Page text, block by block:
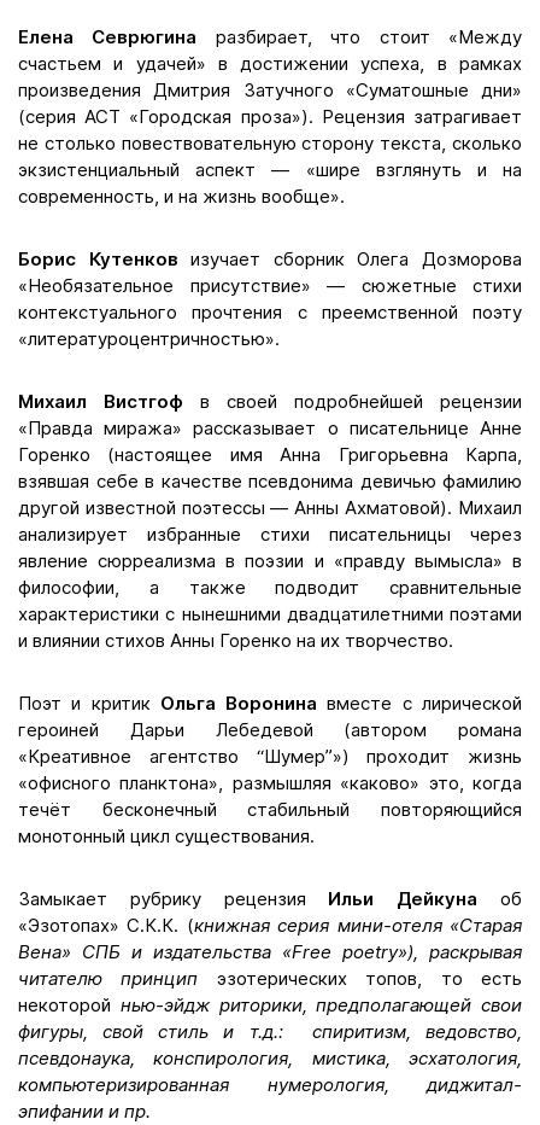
Елена Севрюгина разбирает, что стоит «Между
счастьем и удачей» в достижении успеха, в рамках
произведения Дмитрия Затучного «Суматошные дни»
(серия АСТ «Городская проза»). Рецензия затрагивает
не столько повествовательную сторону текста, сколько
экзистенциальный аспект — «шире взглянуть и на
современность, и на жизнь вообще».
Борис Кутенков изучает сборник Олега Дозморова
«Необязательное присутствие» — сюжетные стихи
контекстуального прочтения с преемственной поэту
«литературоцентричностью».
Михаил Вистгоф в своей подробнейшей рецензии
«Правда миража» рассказывает о писательнице Анне
Горенко (настоящее имя Анна Григорьевна Карпа,
взявшая себе в качестве псевдонима девичью фамилию
другой известной поэтессы — Анны Ахматовой). Михаил
анализирует избранные стихи писательницы через
явление сюрреализма в поэзии и «правду вымысла» в
философии, а также подводит сравнительные
характеристики с нынешними двадцатилетними поэтами
и влиянии стихов Анны Горенко на их творчество.
Поэт и критик Ольга Воронина вместе с лирической
героиней Дарьи Лебедевой (автором романа
«Креативное агентство “Шумер”») проходит жизнь
«офисного планктона», размышляя «каково» это, когда
течёт бесконечный стабильный повторяющийся
монотонный цикл существования.
Замыкает рубрику рецензия Ильи Дейкуна об
«Эзотопах» С.К.К. (книжная серия мини-отеля «Старая
Вена» СПБ и издательства «Free poetry»), раскрывая
читателю принцип эзотерических топов, то есть
некоторой нью-эйдж риторики, предполагающей свои
фигуры, свой стиль и т.д.: спиритизм, ведовство,
псевдонаука, конспирология, мистика, эсхатология,
компьютеризированная нумерология, диджитал-
эпифании и пр.